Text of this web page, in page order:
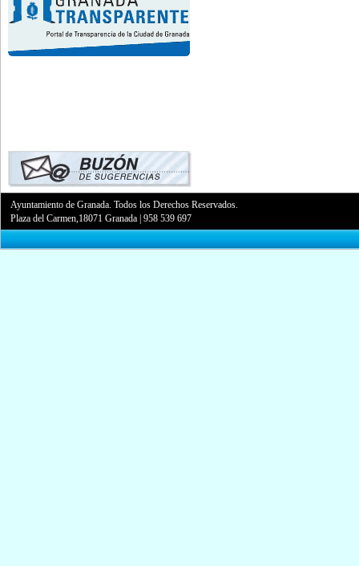
Ayuntamiento de Granada. Todos los Derechos Reservados.
Plaza del Carmen,18071 Granada |958 539 697